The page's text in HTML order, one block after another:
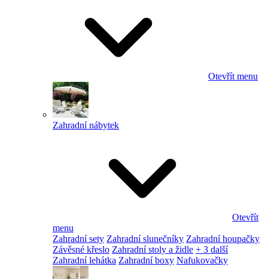
Otevřít menu
Zahradní nábytek
Otevřít
menu
Zahradní sety Zahradní slunečníky Zahradní houpačky
Závěsné křeslo Zahradní stoly a židle + 3 další
Zahradní lehátka Zahradní boxy Nafukovačky